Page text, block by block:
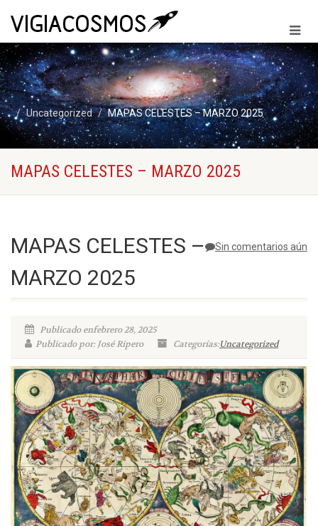
Uncategorized MAPAS CELESTES – MARZO 2025
MAPAS CELESTES – MARZO 2025
Sin comentarios aún
MAPAS CELESTES –
MARZO 2025
Publicado enfebrero 28, 2025
Publicado por: José Ripero
Categorías:Uncategorized